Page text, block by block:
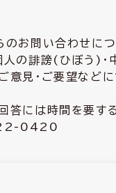
のお問い合わせに
人の誹謗(ひぼう)・
意見・ご要望などに
答には時間を要す
0420